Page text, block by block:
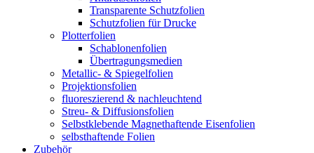
Transparente Schutzfolien
Schutzfolien für Drucke
Plotterfolien
Schablonenfolien
Übertragungsmedien
Metallic- & Spiegelfolien
Projektionsfolien
fluoreszierend & nachleuchtend
Streu- & Diffusionsfolien
Selbstklebende Magnethaftende Eisenfolien
selbsthaftende Folien
Zubehör